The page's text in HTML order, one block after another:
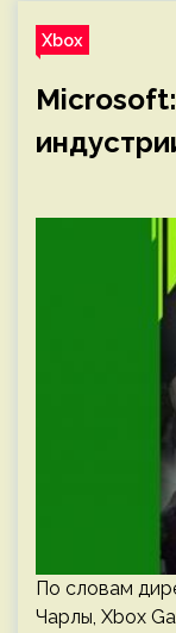
Xbox
По словам
Чарлы, Xbox